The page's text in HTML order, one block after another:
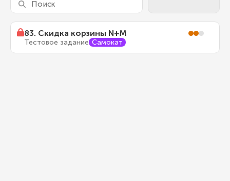
83. Скидка корзины N+M
Тестовое задание Самокат